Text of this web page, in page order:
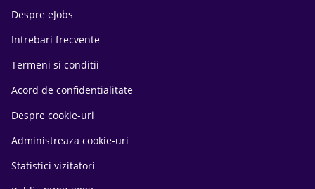
Despre eJobs
Intrebari frecvente
Termeni si conditii
Acord de confidentialitate
Despre cookie-uri
Administreaza cookie-uri
Statistici vizitatori